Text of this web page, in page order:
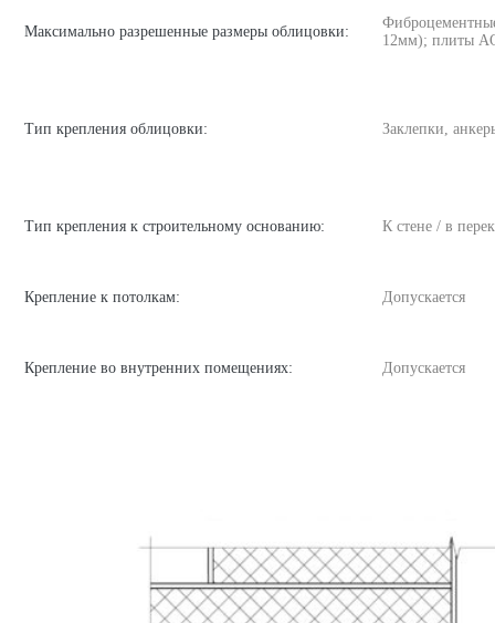
Максимально разрешенные размеры облицовки:
12мм); плиты
Тип крепления облицовки: Заклепки,
Тип крепления к строительному основанию: К стене / в
Крепление к потолкам: Допускается
Крепление во внутренних помещениях: Допускается